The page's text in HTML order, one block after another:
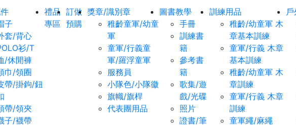
子
套/背心
衫/T
/休閒褲
巾/領圈
帶/掛鉤/鈕
帶/領夾
子/襪帶
禮品
專區
訂做
預購
獎章/識別章
稚齡童軍/幼童
軍
童軍/行義童
軍/羅浮童軍
服務員
小隊色/小隊徽
旗幟/旗桿
代表團用品
圖書教學
手冊
訓練書
籍
參考書
籍
歌集/遊
戲/光碟
照片
證書/筆
訓練用品
稚齡/幼童軍 木
章基本訓練
童軍/行義 木章
基本訓練
稚齡/幼童軍 木
章訓練
童軍/行義 木章
訓練
童軍繩/麻繩